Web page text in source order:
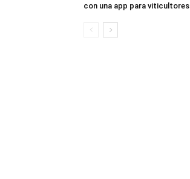
con una app para viticultores